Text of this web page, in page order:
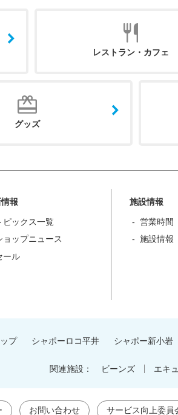
レストラン・カフェ
グッズ
報
ピックス一覧
ョップニュース
ール
施設情報
営業時間
施設情報
プ シャポーロコ平井 シャポー新小岩
関連施設： ビーンズ エキ
お問い合わせ サービス向上委員